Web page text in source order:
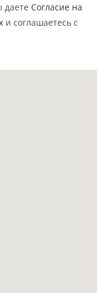
даете Согласие на
и соглашаетесь с